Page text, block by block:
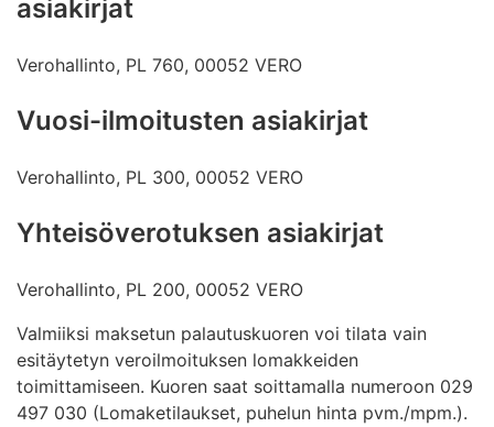
asiakirjat
Verohallinto, PL 760, 00052 VERO
Vuosi-ilmoitusten asiakirjat
Verohallinto, PL 300, 00052 VERO
Yhteisöverotuksen asiakirjat
Verohallinto, PL 200, 00052 VERO
Valmiiksi maksetun palautuskuoren voi tilata vain
esitäytetyn veroilmoituksen lomakkeiden
toimittamiseen. Kuoren saat soittamalla numeroon 029
497 030 (Lomaketilaukset, puhelun hinta pvm./mpm.).